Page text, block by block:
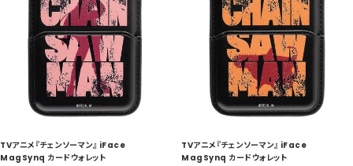
TVアニメ『チェンソーマン』 iFace
MagSynq カードウォレット
TVアニメ『チェンソーマン』 iFace
MagSynq カードウォレット